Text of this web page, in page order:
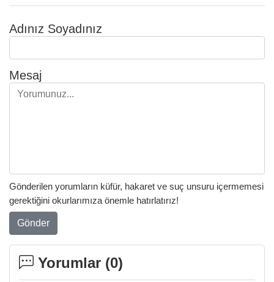
Adınız Soyadınız
Mesaj
Gönderilen yorumların küfür, hakaret ve suç unsuru içermemesi
gerektiğini okurlarımıza önemle hatırlatırız!
Gönder
Yorumlar (0)